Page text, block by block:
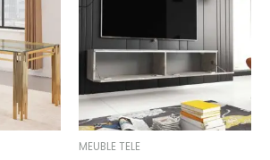
through
625,00 €
MEUBLE TELE